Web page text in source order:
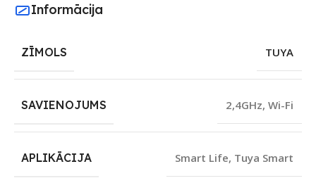
Informācija
ZĪMOLS TUYA
SAVIENOJUMS 2,4GHz, Wi-Fi
APLIKĀCIJA Smart Life, Tuya Smart